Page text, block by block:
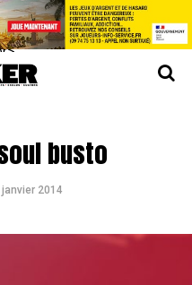
busto
janvier 2014